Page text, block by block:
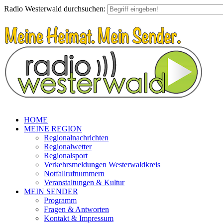
Radio Westerwald durchsuchen:
HOME
MEINE REGION
Regionalnachrichten
Regionalwetter
Regionalsport
Verkehrsmeldungen Westerwaldkreis
Notfallrufnummern
Veranstaltungen & Kultur
MEIN SENDER
Programm
Fragen & Antworten
Kontakt & Impressum